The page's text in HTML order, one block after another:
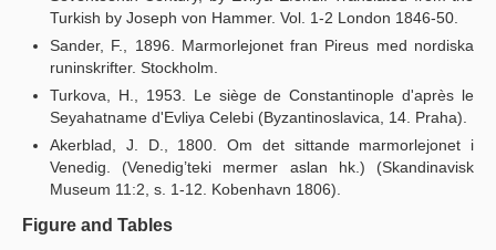
Turkish by Joseph von Hammer. Vol. 1-2 London 1846-50.
Sander, F., 1896. Marmorlejonet fran Pireus med nordiska
runinskrifter. Stockholm.
Turkova, H., 1953. Le siège de Constantinople d'après le
Seyahatname d'Evliya Celebi (Byzantinoslavica, 14. Praha).
Akerblad, J. D., 1800. Om det sittande marmorlejonet i
Venedig. (Venedig’teki mermer aslan hk.) (Skandinavisk
Museum 11:2, s. 1-12. Kobenhavn 1806).
Figure and Tables